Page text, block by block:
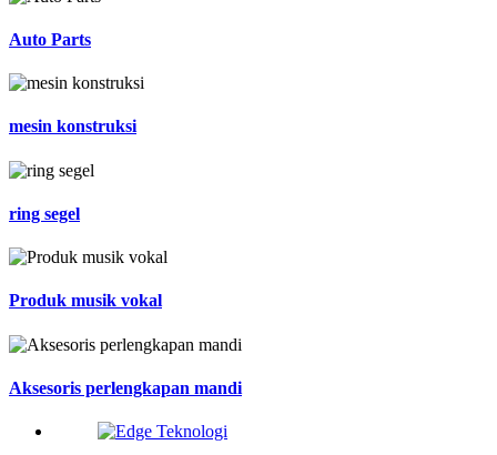
Auto Parts
mesin konstruksi
ring segel
Produk musik vokal
Aksesoris perlengkapan mandi